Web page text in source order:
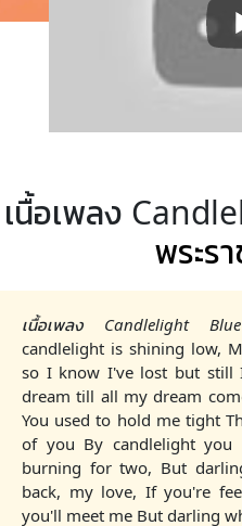
เนื้อเพลง
พระร
เนื้อเพลง Candlelight
candlelight is shining low,
so I know I've lost but still
dream till all my dream
You used to hold me tight
of you By candlelight you
burning for two, But
back, my love, If you're
you'll meet me But darling